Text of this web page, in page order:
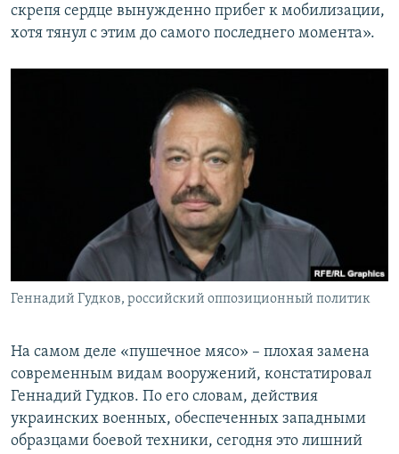
скрепя сердце вынужденно прибег к мобилизации,
хотя тянул с этим до самого последнего момента».
Геннадий Гудков, российский оппозиционный политик
На самом деле «пушечное мясо» – плохая замена
современным видам вооружений, констатировал
Геннадий Гудков. По его словам, действия
украинских военных, обеспеченных западными
образцами боевой техники, сегодня это лишний